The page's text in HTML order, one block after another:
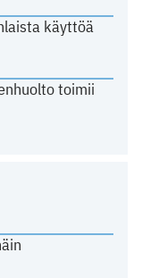
käyttöä
toimii